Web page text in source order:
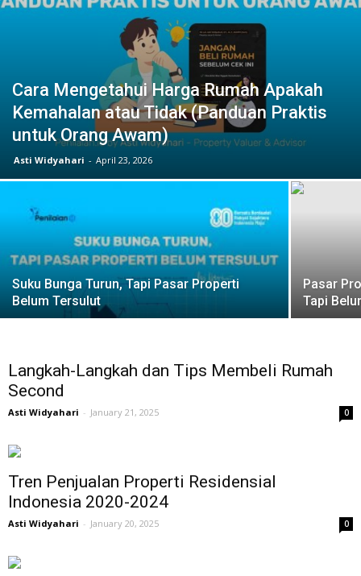
Cara Mengetahui Harga Rumah Apakah
Kemahalan atau Tidak (Panduan Praktis
untuk Orang Awam)
Asti Widyahari - April 23, 2026
Suku Bunga Turun, Tapi Pasar Properti
Belum Tersulut
Pasar
Tapi
Langkah-Langkah dan Tips Membeli Rumah
Second
Asti Widyahari - January 21, 2025 0
Tren Penjualan Properti Residensial
Indonesia 2020-2024
Asti Widyahari - January 20, 2025 0